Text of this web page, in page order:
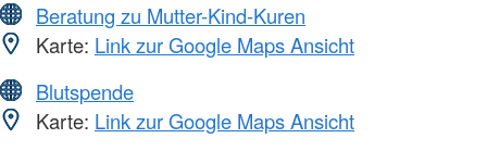
Beratung zu Mutter-Kind-Kuren
Karte: Link zur Google Maps Ansicht
Blutspende
Karte: Link zur Google Maps Ansicht